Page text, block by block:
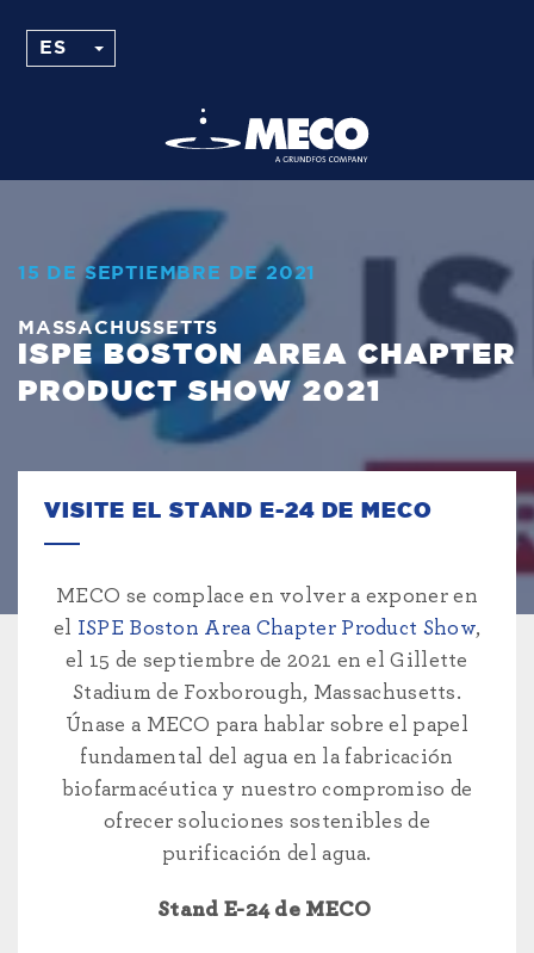
15 DE SEPTIEMBRE DE 2021
MASSACHUSSETTS
ISPE BOSTON AREA CHAPTER
PRODUCT SHOW 2021
VISITE EL STAND E-24 DE MECO
MECO se complace en volver a exponer en
el ISPE Boston Area Chapter Product Show,
el 15 de septiembre de 2021 en el Gillette
Stadium de Foxborough, Massachusetts.
Únase a MECO para hablar sobre el papel
fundamental del agua en la fabricación
biofarmacéutica y nuestro compromiso de
ofrecer soluciones sostenibles de
purificación del agua.
Stand E-24 de MECO